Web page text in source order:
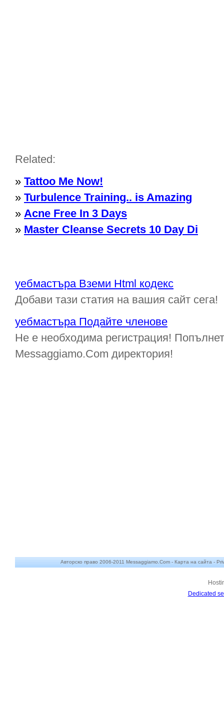
Related:
» Tattoo Me Now!
» Turbulence Training.. is Amazing
» Acne Free In 3 Days
» Master Cleanse Secrets 10 Day Di
уебмастъра Вземи Html кодекс
Добави тази статия на вашия сайт сега!
уебмастъра Подайте членове
Не е необходима регистрация!
Messaggiamo.Com директория!
Авторско право 2006-2011 Messaggiamo.Com - Карта на сайта -
Dedicated